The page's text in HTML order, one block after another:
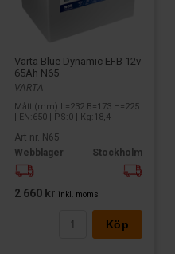
Varta Blue Dynamic EFB 12v
65Ah N65
VARTA
Mått (mm) L=232 B=173 H=225
| EN:650 | PS:0 | Kg:18,4
Art nr. N65
Webblager
Stockholm
2 660 kr inkl. moms
Köp